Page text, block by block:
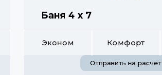
Баня 4 х 7
Эконом Комфорт
Отправить на расчет